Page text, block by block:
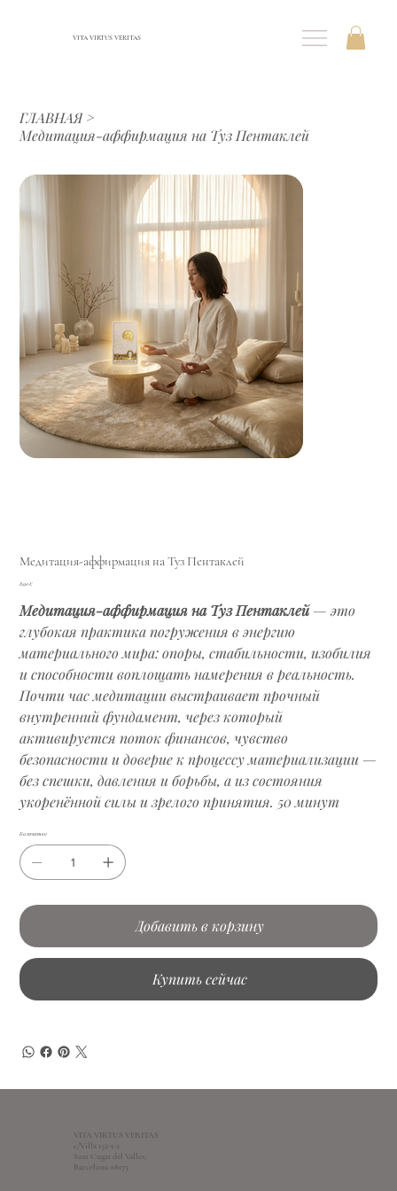
VITA VIRTUS VERITAS
ГЛАВНАЯ >
Медитация-аффирмация на Туз Пентаклей
Медитация-аффирмация на Туз Пентаклей
Цена
8,90 €
Медитация-аффирмация на Туз Пентаклей— это
глубокая практика погружения в энергию
материального мира: опоры, стабильности, изобилия
и способности воплощать намерения в реальность.
Почти час медитации выстраивает прочный
внутренний фундамент, через который
активируется поток финансов, чувство
безопасности и доверие к процессу материализации —
без спешки, давления и борьбы, а из состояния
укоренённой силы и зрелого принятия. 50 минут
Количество
Добавить в корзину
Купить сейчас
VITA VIRTUS VERITAS
c/Villa 152-1-2
Sant Cugat del Valles,
Barcelona 08173